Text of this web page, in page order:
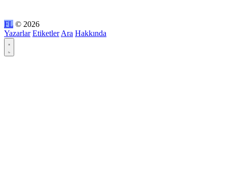
FL © 2026
Yazarlar Etiketler Ara Hakkında